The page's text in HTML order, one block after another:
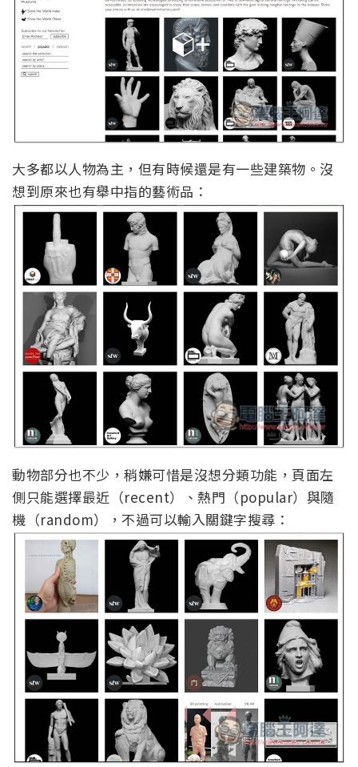
大多都以人物為主，但有時候還是有一些建築物。沒
想到原來也有舉中指的藝術品：
動物部分也不少，稍嫌可惜是沒想分類功能，頁面左
側只能選擇最近（recent）、熱門（popular）與隨
機（random），不過可以輸入關鍵字搜尋：